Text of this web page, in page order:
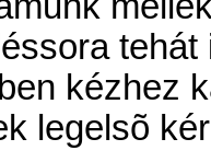
kézhez
legelsõ